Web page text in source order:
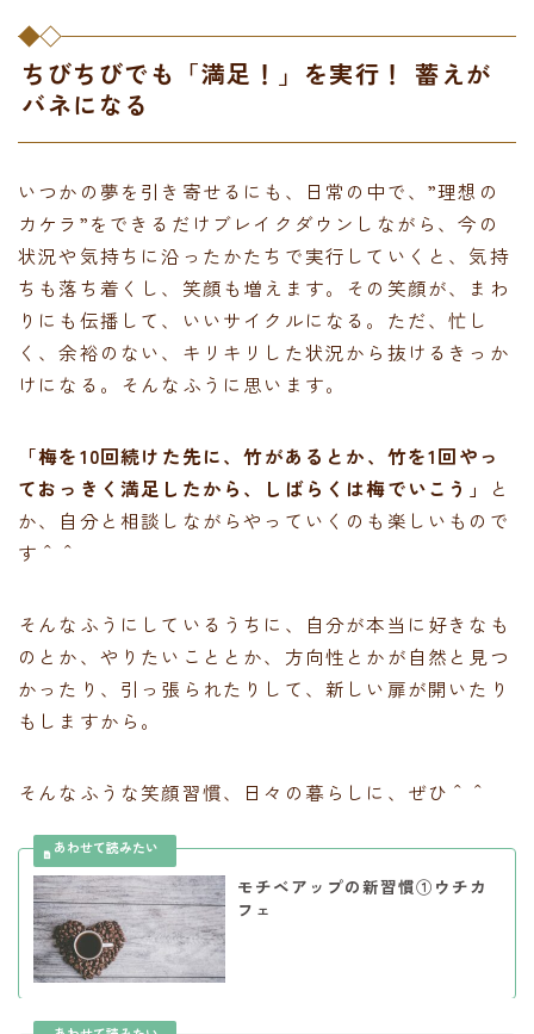
ちびちびでも「満足！」を実行！ 蓄えが
バネになる
いつかの夢を引き寄せるにも、日常の中で、”理想の
カケラ”をできるだけブレイクダウンしながら、今の
状況や気持ちに沿ったかたちで実行していくと、気持
ちも落ち着くし、笑顔も増えます。その笑顔が、まわ
りにも伝播して、いいサイクルになる。ただ、忙し
く、余裕のない、キリキリした状況から抜けるきっか
けになる。そんなふうに思います。
「梅を10回続けた先に、竹があるとか、竹を1回やっ
ておっきく満足したから、しばらくは梅でいこう」
と
か、自分と相談しながらやっていくのも楽しいもので
す＾＾
そんなふうにしているうちに、自分が本当に好きなも
のとか、やりたいこととか、方向性とかが自然と見つ
かったり、引っ張られたりして、新しい扉が開いたり
もしますから。
そんなふうな笑顔習慣、日々の暮らしに、ぜひ＾＾
モチベアップの新習慣①ウチカ
フェ